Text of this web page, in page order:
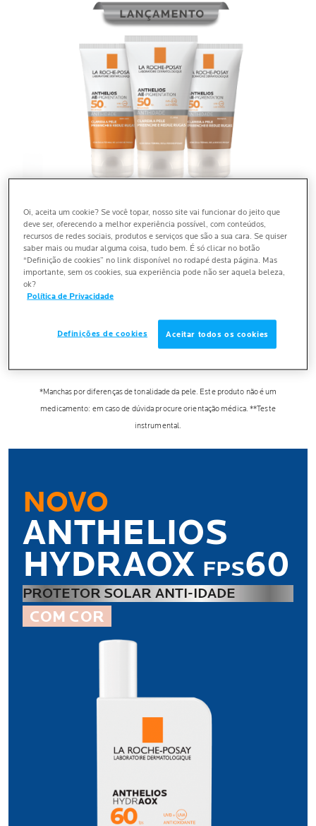
ANTIRRUGAS + ANTIMANCHAS*
REDUZ RUGAS E PREENCHE A PELE
COM ÁCIDO HIALURÔNICO E
ÁGUA TERMAL LA ROCHE-POSAY
COM EXCLUSIVO COMPLEXO ANTIMANCHAS*
*Manchas por diferenças de tonalidade da pele. Este produto não é um
medicamento: em caso de dúvida procure orientação médica. **Teste
instrumental.
NOVO
ANTHELIOS
HYDRAOX FPS60
PROTETOR SOLAR ANTI-IDADE
COM COR
Oi, aceita um cookie? Se você topar, nosso site vai funcionar do jeito que
deve ser, oferecendo a melhor experiência possível, com conteúdos,
recursos de redes sociais, produtos e serviços que são a sua cara. Se quiser
saber mais ou mudar alguma coisa, tudo bem. É só clicar no botão
“Definição de cookies” no link disponível no rodapé desta página. Mas
importante, sem os cookies, sua experiência pode não ser aquela beleza,
ok?
Política de Privacidade
Definições de cookies Aceitar todos os cookies